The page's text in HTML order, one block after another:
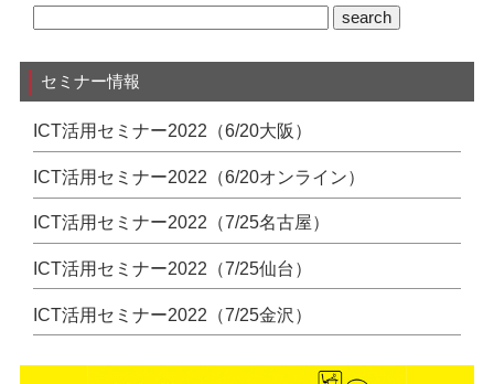
c
e
b
o
o
k
tt
er
e
ss
a
g
e
セミナー情報
ICT活用セミナー2022（6/20大阪）
ICT活用セミナー2022（6/20オンライン）
ICT活用セミナー2022（7/25名古屋）
ICT活用セミナー2022（7/25仙台）
ICT活用セミナー2022（7/25金沢）